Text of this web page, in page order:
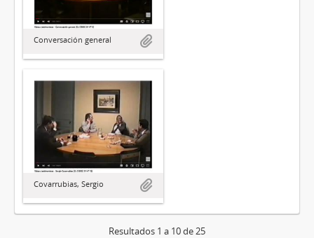
Conversación general
Covarrubias, Sergio
Resultados 1 a 10 de 25